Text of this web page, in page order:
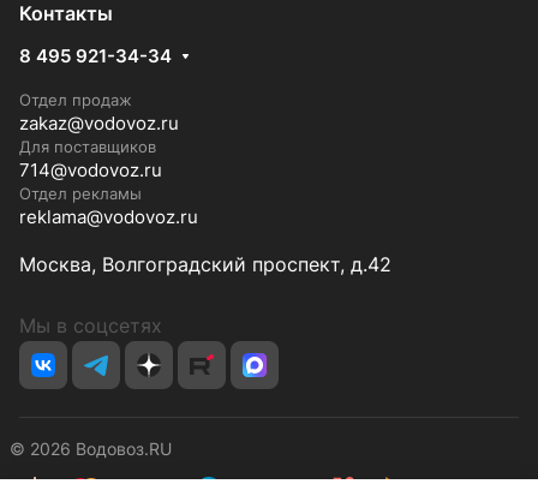
Контакты
8 495 921-34-34
Отдел продаж
zakaz@vodovoz.ru
Для поставщиков
714@vodovoz.ru
Отдел рекламы
reklama@vodovoz.ru
Москва, Волгоградский проспект, д.42
Мы в соцсетях
© 2026 Водовоз.RU